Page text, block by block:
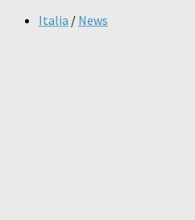
Italia / News